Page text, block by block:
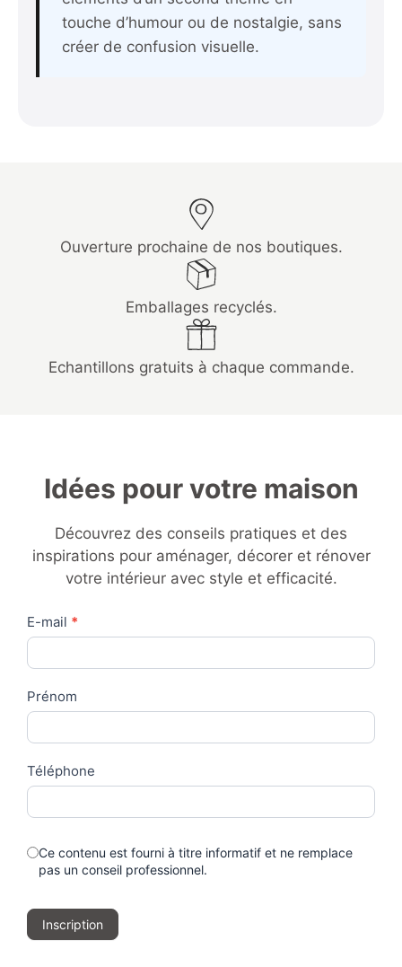
touche d’humour ou de nostalgie, sans
créer de confusion visuelle.
Ouverture prochaine de nos boutiques.
Emballages recyclés.
Echantillons gratuits à chaque commande.
Idées pour votre maison
Découvrez des conseils pratiques et des
inspirations pour aménager, décorer et rénover
votre intérieur avec style et efficacité.
Contact
Us
E-mail *
Prénom
Téléphone
Ce contenu est fourni à titre informatif et ne remplace
pas un conseil professionnel.
Inscription